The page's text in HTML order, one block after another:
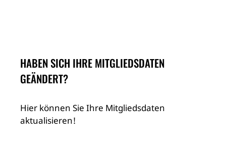
HABEN SICH IHRE MITGLIEDSDATEN
GEÄNDERT?
Hier können Sie Ihre Mitgliedsdaten
aktualisieren!